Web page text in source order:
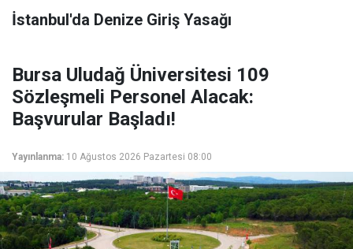
İstanbul'da Denize Giriş Yasağı
Bursa Uludağ Üniversitesi 109
Sözleşmeli Personel Alacak:
Başvurular Başladı!
Yayınlanma: 10 Ağustos 2026 Pazartesi 08:00